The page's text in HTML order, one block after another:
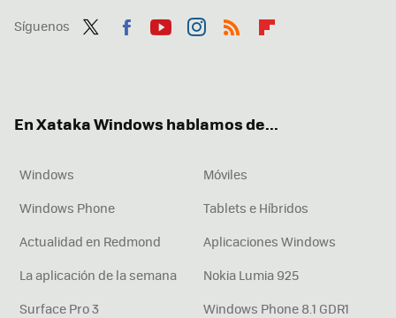
Síguenos
En Xataka Windows hablamos de...
Windows
Móviles
Windows Phone
Tablets e Híbridos
Actualidad en Redmond
Aplicaciones Windows
La aplicación de la semana
Nokia Lumia 925
Surface Pro 3
Windows Phone 8.1 GDR1